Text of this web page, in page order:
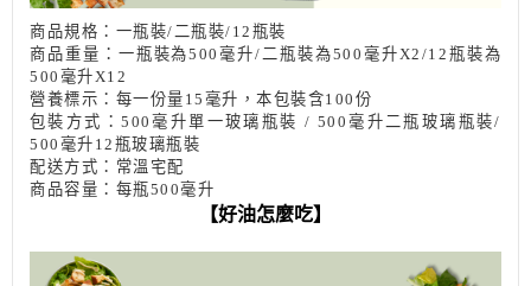
商品規格：一瓶裝/二瓶裝/12瓶裝
商品重量：一瓶裝為500毫升/二瓶裝為500毫升X2/12瓶裝為
500毫升 X12
營養標示：每一份量15毫升，本包裝含100份
包裝方式：500毫升單一玻璃瓶裝 / 500毫升二瓶玻璃瓶裝/
500毫升12瓶玻璃瓶裝
配送方式：常溫宅配
商品容量：每瓶500毫升
【好油怎麼吃】